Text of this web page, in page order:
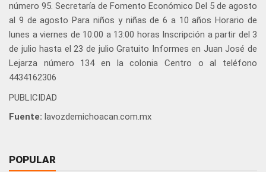
número 95. Secretaría de Fomento Económico Del 5 de agosto
al 9 de agosto Para niños y niñas de 6 a 10 años Horario de
lunes a viernes de 10:00 a 13:00 horas Inscripción a partir del 3
de julio hasta el 23 de julio Gratuito Informes en Juan José de
Lejarza número 134 en la colonia Centro o al teléfono
4434162306
PUBLICIDAD
Fuente: lavozdemichoacan.com.mx
POPULAR